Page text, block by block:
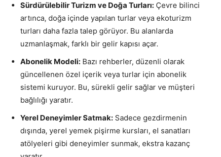
Sürdürülebilir Turizm ve Doğa Turları: Çevre bilinci
artınca, doğa içinde yapılan turlar veya ekoturizm
turları daha fazla talep görüyor. Bu alanlarda
uzmanlaşmak, farklı bir gelir kapısı açar.
Abonelik Modeli: Bazı rehberler, düzenli olarak
güncellenen özel içerik veya turlar için abonelik
sistemi kuruyor. Bu, sürekli gelir sağlar ve müşteri
bağlılığı yaratır.
Yerel Deneyimler Satmak: Sadece gezdirmenin
dışında, yerel yemek pişirme kursları, el sanatları
atölyeleri gibi deneyimler sunmak, ekstra kazanç